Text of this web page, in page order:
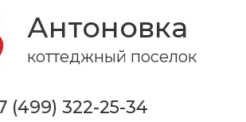
Антоновка
коттеджный поселок
(499) 322-25-34